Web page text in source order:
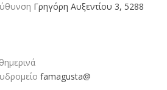
Γρηγόρη Αυξεντίου 3, 5288
famagusta@